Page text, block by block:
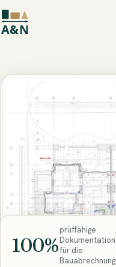
100%
prüffähige
Dokumentation
für die
Bauabrechnung